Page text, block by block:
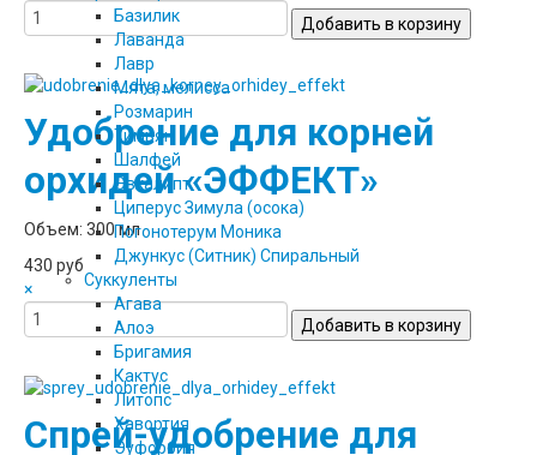
Базилик
Лаванда
Лавр
Мята, мелисса
Розмарин
Тимьян
Шалфей
Эвкалипт
Циперус Зимула (осока)
Погонотерум Моника
Джункус (Ситник) Спиральный
Суккуленты
Агава
Алоэ
Бригамия
Кактус
Литопс
Хавортия
Эуфорбия
Удобрение для корней
орхидей «ЭФФЕКТ»
Объем: 300 мл
430 руб
×
Спрей-удобрение для